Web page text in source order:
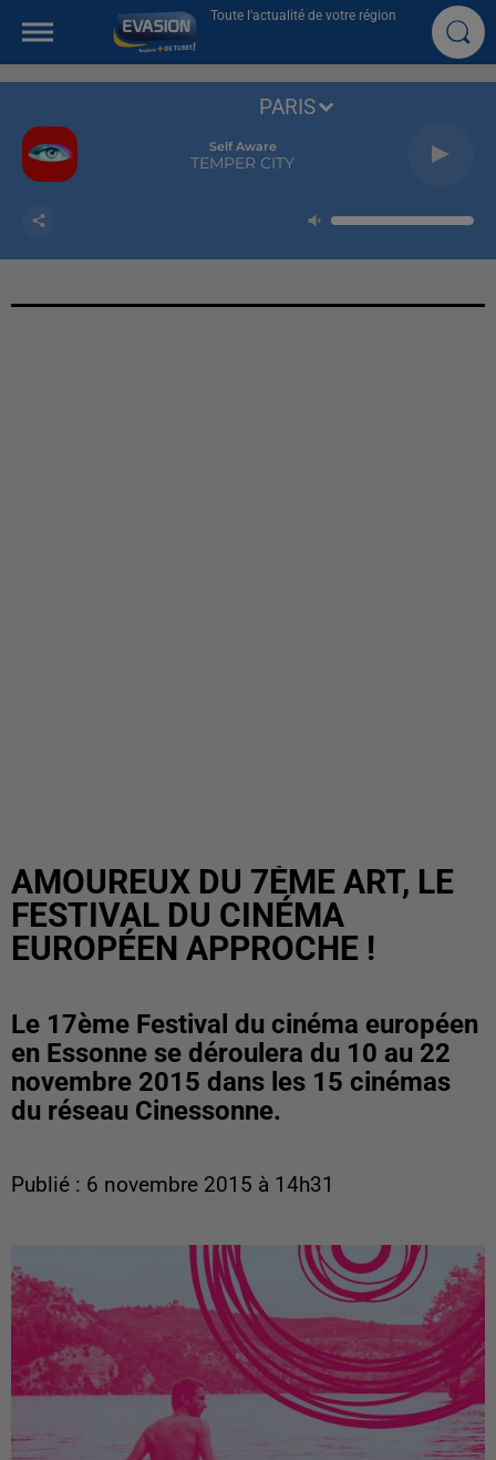
Toute l'actualité de votre région
Self Aware
TEMPER CITY
PARIS
AMOUREUX DU 7ÈME ART, LE
FESTIVAL DU CINÉMA
EUROPÉEN APPROCHE !
Le 17ème Festival du cinéma européen
en Essonne se déroulera du 10 au 22
novembre 2015 dans les 15 cinémas
du réseau Cinessonne.
Publié : 6 novembre 2015 à 14h31